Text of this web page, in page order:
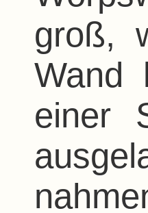
groß,
Wand
einer